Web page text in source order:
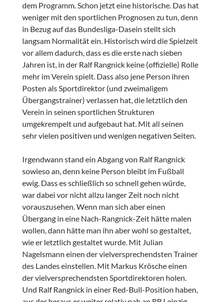
dem Programm. Schon jetzt eine historische. Das hat
weniger mit den sportlichen Prognosen zu tun, denn
in Bezug auf das Bundesliga-Dasein stellt sich
langsam Normalität ein. Historisch wird die Spielzeit
vor allem dadurch, dass es die erste nach sieben
Jahren ist, in der Ralf Rangnick keine (offizielle) Rolle
mehr im Verein spielt. Dass also jene Person ihren
Posten als Sportdirektor (und zweimaligem
Übergangstrainer) verlassen hat, die letztlich den
Verein in seinen sportlichen Strukturen
umgekrempelt und aufgebaut hat. Mit all seinen
sehr vielen positiven und wenigen negativen Seiten.
Irgendwann stand ein Abgang von Ralf Rangnick
sowieso an, denn keine Person bleibt im Fußball
ewig. Dass es schließlich so schnell gehen würde,
war dabei vor nicht allzu langer Zeit noch nicht
vorauszusehen. Wenn man sich aber einen
Übergang in eine Nach-Rangnick-Zeit hätte malen
wollen, dann hätte man ihn aber wohl so gestaltet,
wie er letztlich gestaltet wurde. Mit Julian
Nagelsmann einen der vielversprechendsten Trainer
des Landes einstellen. Mit Markus Krösche einen
der vielversprechendsten Sportdirektoren holen.
Und Ralf Rangnick in einer Red-Bull-Position haben,